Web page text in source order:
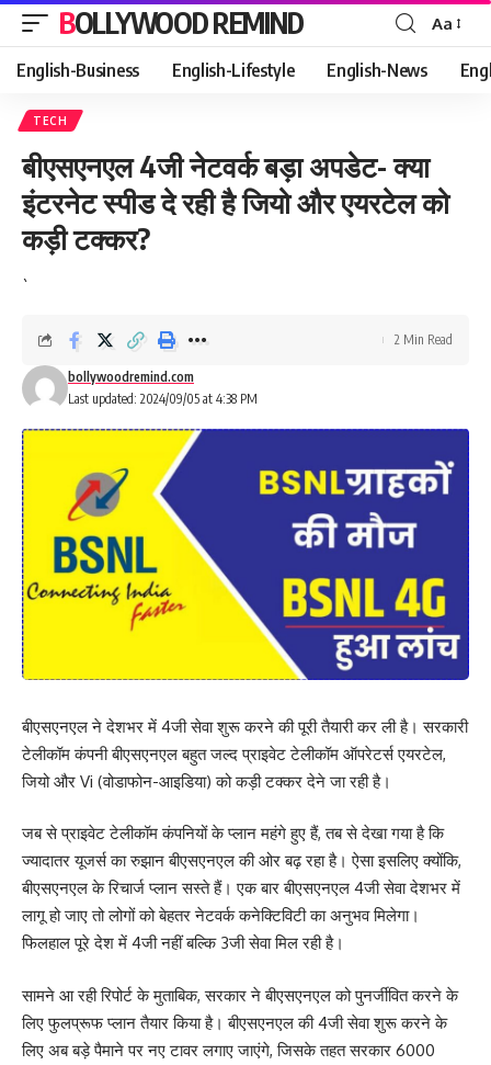
BOLLYWOOD REMIND
Font
Resizer
Aa
English-Business English-Lifestyle English-News
TECH
बीएसएनएल 4जी नेटवर्क बड़ा अपडेट- क्या
इंटरनेट स्पीड दे रही है जियो और एयरटेल को
कड़ी टक्कर?
`
Last updated: 2024/09/05 at 4:38 PM
bollywoodremind.com
2 Min Read
बीएसएनएल ने देशभर में 4जी सेवा शुरू करने की पूरी तैयारी कर ली है। सरकारी
टेलीकॉम कंपनी बीएसएनएल बहुत जल्द प्राइवेट टेलीकॉम ऑपरेटर्स एयरटेल,
जियो और Vi (वोडाफोन-आइडिया) को कड़ी टक्कर देने जा रही है।
जब से प्राइवेट टेलीकॉम कंपनियों के प्लान महंगे हुए हैं, तब से देखा गया है कि
ज्यादातर यूजर्स का रुझान बीएसएनएल की ओर बढ़ रहा है। ऐसा इसलिए क्योंकि,
बीएसएनएल के रिचार्ज प्लान सस्ते हैं। एक बार बीएसएनएल 4जी सेवा देशभर में
लागू हो जाए तो लोगों को बेहतर नेटवर्क कनेक्टिविटी का अनुभव मिलेगा।
फिलहाल पूरे देश में 4जी नहीं बल्कि 3जी सेवा मिल रही है।
सामने आ रही रिपोर्ट के मुताबिक, सरकार ने बीएसएनएल को पुनर्जीवित करने के
लिए फुलप्रूफ प्लान तैयार किया है। बीएसएनएल की 4जी सेवा शुरू करने के
लिए अब बड़े पैमाने पर नए टावर लगाए जाएंगे, जिसके तहत सरकार 6000